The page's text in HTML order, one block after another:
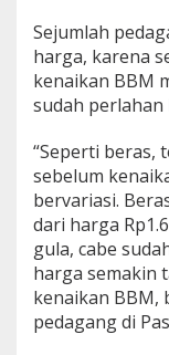
Sejumlah
harga, karena
kenaikan BBM
sudah perlahan
“Seperti beras,
sebelum
bervariasi.
dari harga
gula, cabe
harga semakin
kenaikan BBM,
pedagang di